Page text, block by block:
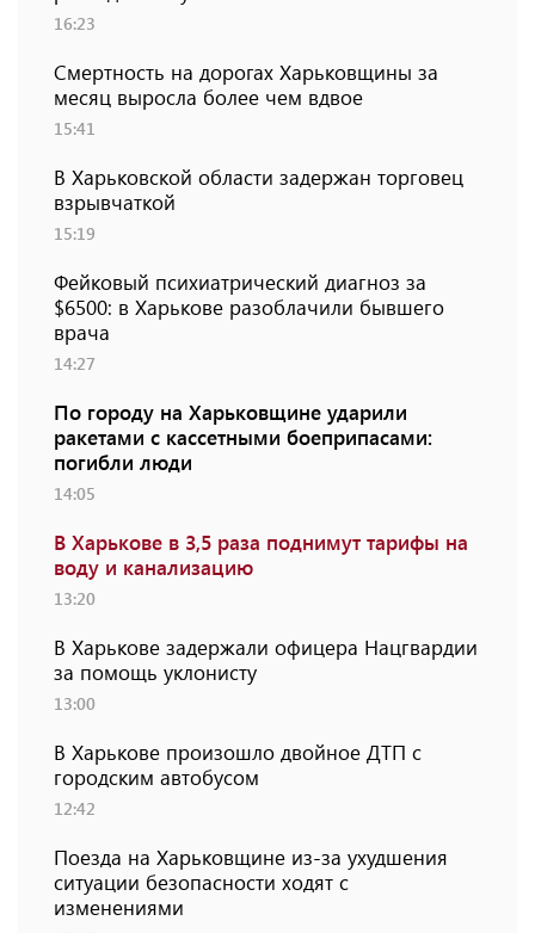
16:23
Смертность на дорогах Харьковщины за
месяц выросла более чем вдвое
15:41
В Харьковской области задержан торговец
взрывчаткой
15:19
Фейковый психиатрический диагноз за
$6500: в Харькове разоблачили бывшего
врача
14:27
По городу на Харьковщине ударили
ракетами с кассетными боеприпасами:
погибли люди
14:05
В Харькове в 3,5 раза поднимут тарифы на
воду и канализацию
13:20
В Харькове задержали офицера Нацгвардии
за помощь уклонисту
13:00
В Харькове произошло двойное ДТП с
городским автобусом
12:42
Поезда на Харьковщине из-за ухудшения
ситуации безопасности ходят с
изменениями